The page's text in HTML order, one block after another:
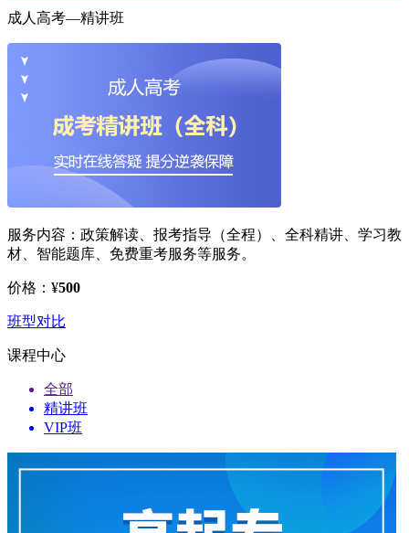
成人高考—精讲班
服务内容： 政策解读、报考指导（全程）、全科精讲、学习教
材、智能题库、免费重考服务等服务。
价格： ¥500
班型对比
课程中心
全部
精讲班
VIP班